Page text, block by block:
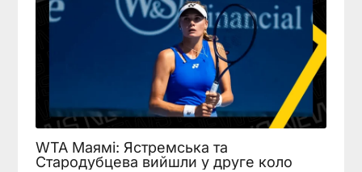
WTA Маямі: Ястремська та
Стародубцева вийшли у друге коло